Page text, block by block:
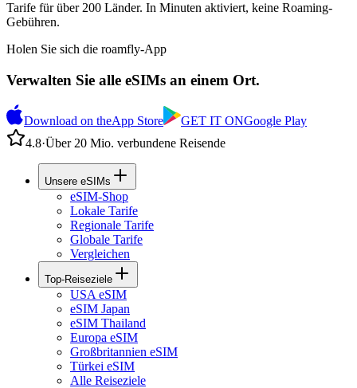
Tarife für über 200 Länder. In Minuten aktiviert, keine Roaming-
Gebühren.
Holen Sie sich die roamfly-App
Verwalten Sie alle eSIMs an einem Ort.
Download on theApp Store GET IT ONGoogle Play
4.8·Über 20 Mio. verbundene Reisende
Unsere eSIMs
eSIM-Shop
Lokale Tarife
Regionale Tarife
Globale Tarife
Vergleichen
Top-Reiseziele
USA eSIM
eSIM Japan
eSIM Thailand
Europa eSIM
Großbritannien eSIM
Türkei eSIM
Alle Reiseziele